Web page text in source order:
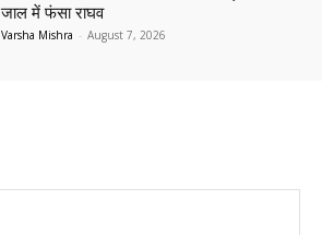
जाल में फंसा राघव
Varsha Mishra - August 7, 2026